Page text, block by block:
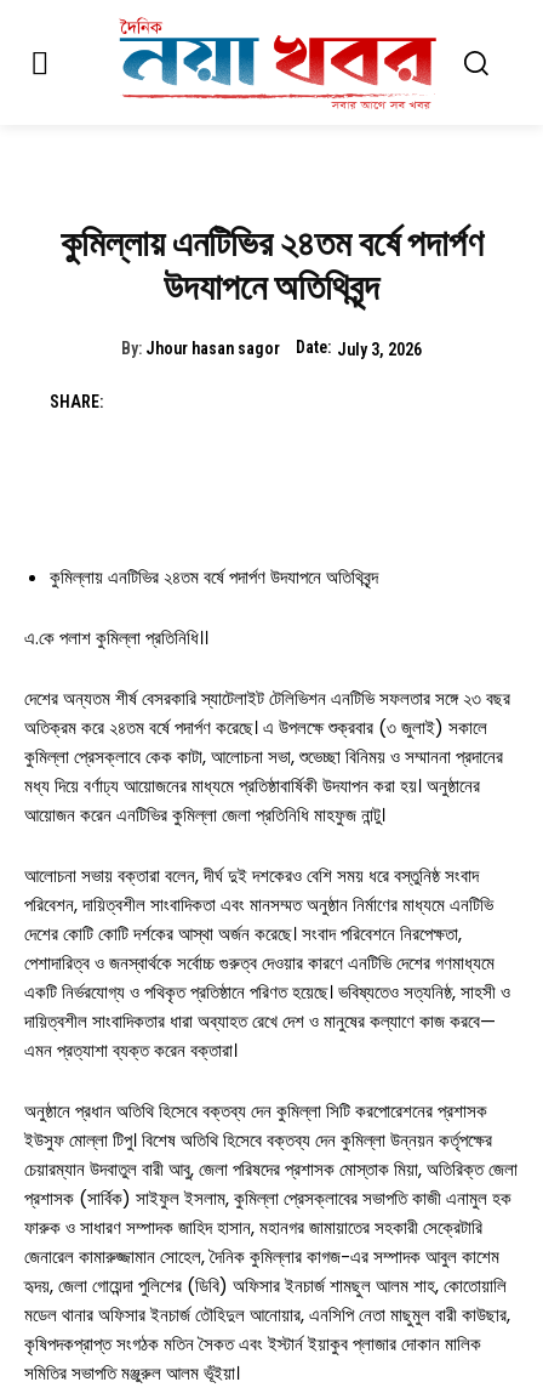
কুমিল্লায় এনটিভির ২৪তম বর্ষে পদার্পণ
উদযাপনে অতিথিবৃন্দ
By: Jhour hasan sagor Date: July 3, 2026
SHARE:
কুমিল্লায় এনটিভির ২৪তম বর্ষে পদার্পণ উদযাপনে অতিথিবৃন্দ
এ.কে পলাশ কুমিল্লা প্রতিনিধি।।
দেশের অন্যতম শীর্ষ বেসরকারি স্যাটেলাইট টেলিভিশন এনটিভি সফলতার সঙ্গে ২৩ বছর
অতিক্রম করে ২৪তম বর্ষে পদার্পণ করেছে। এ উপলক্ষে শুক্রবার (৩ জুলাই) সকালে
কুমিল্লা প্রেসক্লাবে কেক কাটা, আলোচনা সভা, শুভেচ্ছা বিনিময় ও সম্মাননা প্রদানের
মধ্য দিয়ে বর্ণাঢ্য আয়োজনের মাধ্যমে প্রতিষ্ঠাবার্ষিকী উদযাপন করা হয়। অনুষ্ঠানের
আয়োজন করেন এনটিভির কুমিল্লা জেলা প্রতিনিধি মাহফুজ নান্টু।
আলোচনা সভায় বক্তারা বলেন, দীর্ঘ দুই দশকেরও বেশি সময় ধরে বস্তুনিষ্ঠ সংবাদ
পরিবেশন, দায়িত্বশীল সাংবাদিকতা এবং মানসম্মত অনুষ্ঠান নির্মাণের মাধ্যমে এনটিভি
দেশের কোটি কোটি দর্শকের আস্থা অর্জন করেছে। সংবাদ পরিবেশনে নিরপেক্ষতা,
পেশাদারিত্ব ও জনস্বার্থকে সর্বোচ্চ গুরুত্ব দেওয়ার কারণে এনটিভি দেশের গণমাধ্যমে
একটি নির্ভরযোগ্য ও পথিকৃত প্রতিষ্ঠানে পরিণত হয়েছে। ভবিষ্যতেও সত্যনিষ্ঠ, সাহসী ও
দায়িত্বশীল সাংবাদিকতার ধারা অব্যাহত রেখে দেশ ও মানুষের কল্যাণে কাজ করবে—
এমন প্রত্যাশা ব্যক্ত করেন বক্তারা।
অনুষ্ঠানে প্রধান অতিথি হিসেবে বক্তব্য দেন কুমিল্লা সিটি করপোরেশনের প্রশাসক
ইউসুফ মোল্লা টিপু। বিশেষ অতিথি হিসেবে বক্তব্য দেন কুমিল্লা উন্নয়ন কর্তৃপক্ষের
চেয়ারম্যান উদবাতুল বারী আবু, জেলা পরিষদের প্রশাসক মোস্তাক মিয়া, অতিরিক্ত জেলা
প্রশাসক (সার্বিক) সাইফুল ইসলাম, কুমিল্লা প্রেসক্লাবের সভাপতি কাজী এনামুল হক
ফারুক ও সাধারণ সম্পাদক জাহিদ হাসান, মহানগর জামায়াতের সহকারী সেক্রেটারি
জেনারেল কামারুজ্জামান সোহেল, দৈনিক কুমিল্লার কাগজ-এর সম্পাদক আবুল কাশেম
হৃদয়, জেলা গোয়েন্দা পুলিশের (ডিবি) অফিসার ইনচার্জ শামছুল আলম শাহ, কোতোয়ালি
মডেল থানার অফিসার ইনচার্জ তৌহিদুল আনোয়ার, এনসিপি নেতা মাছুমুল বারী কাউছার,
কৃষিপদকপ্রাপ্ত সংগঠক মতিন সৈকত এবং ইস্টার্ন ইয়াকুব প্লাজার দোকান মালিক
সমিতির সভাপতি মঞ্জুরুল আলম ভূঁইয়া।